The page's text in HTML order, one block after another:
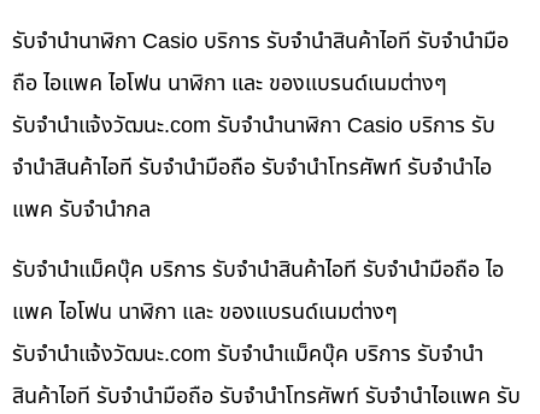
รับจำนำนาฬิกา Casio บริการ รับจำนำสินค้าไอที รับจำนำมือ
ถือ ไอแพค ไอโฟน นาฬิกา และ ของแบรนด์เนมต่างๆ
รับจํานําแจ้งวัฒนะ.com รับจำนำนาฬิกา Casio บริการ รับ
จำนำสินค้าไอที รับจำนำมือถือ รับจำนำโทรศัพท์ รับจำนำไอ
แพค รับจำนำกล
รับจำนำแม็คบุ๊ค บริการ รับจำนำสินค้าไอที รับจำนำมือถือ ไอ
แพค ไอโฟน นาฬิกา และ ของแบรนด์เนมต่างๆ
รับจํานําแจ้งวัฒนะ.com รับจำนำแม็คบุ๊ค บริการ รับจำนำ
สินค้าไอที รับจำนำมือถือ รับจำนำโทรศัพท์ รับจำนำไอแพค รับ